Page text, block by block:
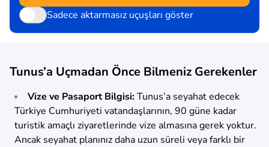
Sadece aktarmasız uçuşları göster
Tunus’a Uçmadan Önce Bilmeniz Gerekenler
Vize ve Pasaport Bilgisi:Tunus’a seyahat edecek
Türkiye Cumhuriyeti vatandaşlarının, 90 güne kadar
turistik amaçlı ziyaretlerinde vize almasına gerek yoktur.
Ancak seyahat planınız daha uzun süreli veya farklı bir